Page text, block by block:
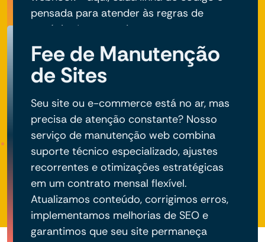
pensada para atender às regras de
negócio do seu projeto.
Fee de Manutenção
de Sites
Seu site ou e-commerce está no ar, mas
precisa de atenção constante? Nosso
serviço de manutenção web combina
suporte técnico especializado, ajustes
recorrentes e otimizações estratégicas
em um contrato mensal flexível.
Atualizamos conteúdo, corrigimos erros,
implementamos melhorias de SEO e
garantimos que seu site permaneça